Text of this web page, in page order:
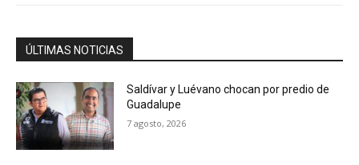
ÚLTIMAS NOTICIAS
Saldívar y Luévano chocan por predio de
Guadalupe
7 agosto, 2026